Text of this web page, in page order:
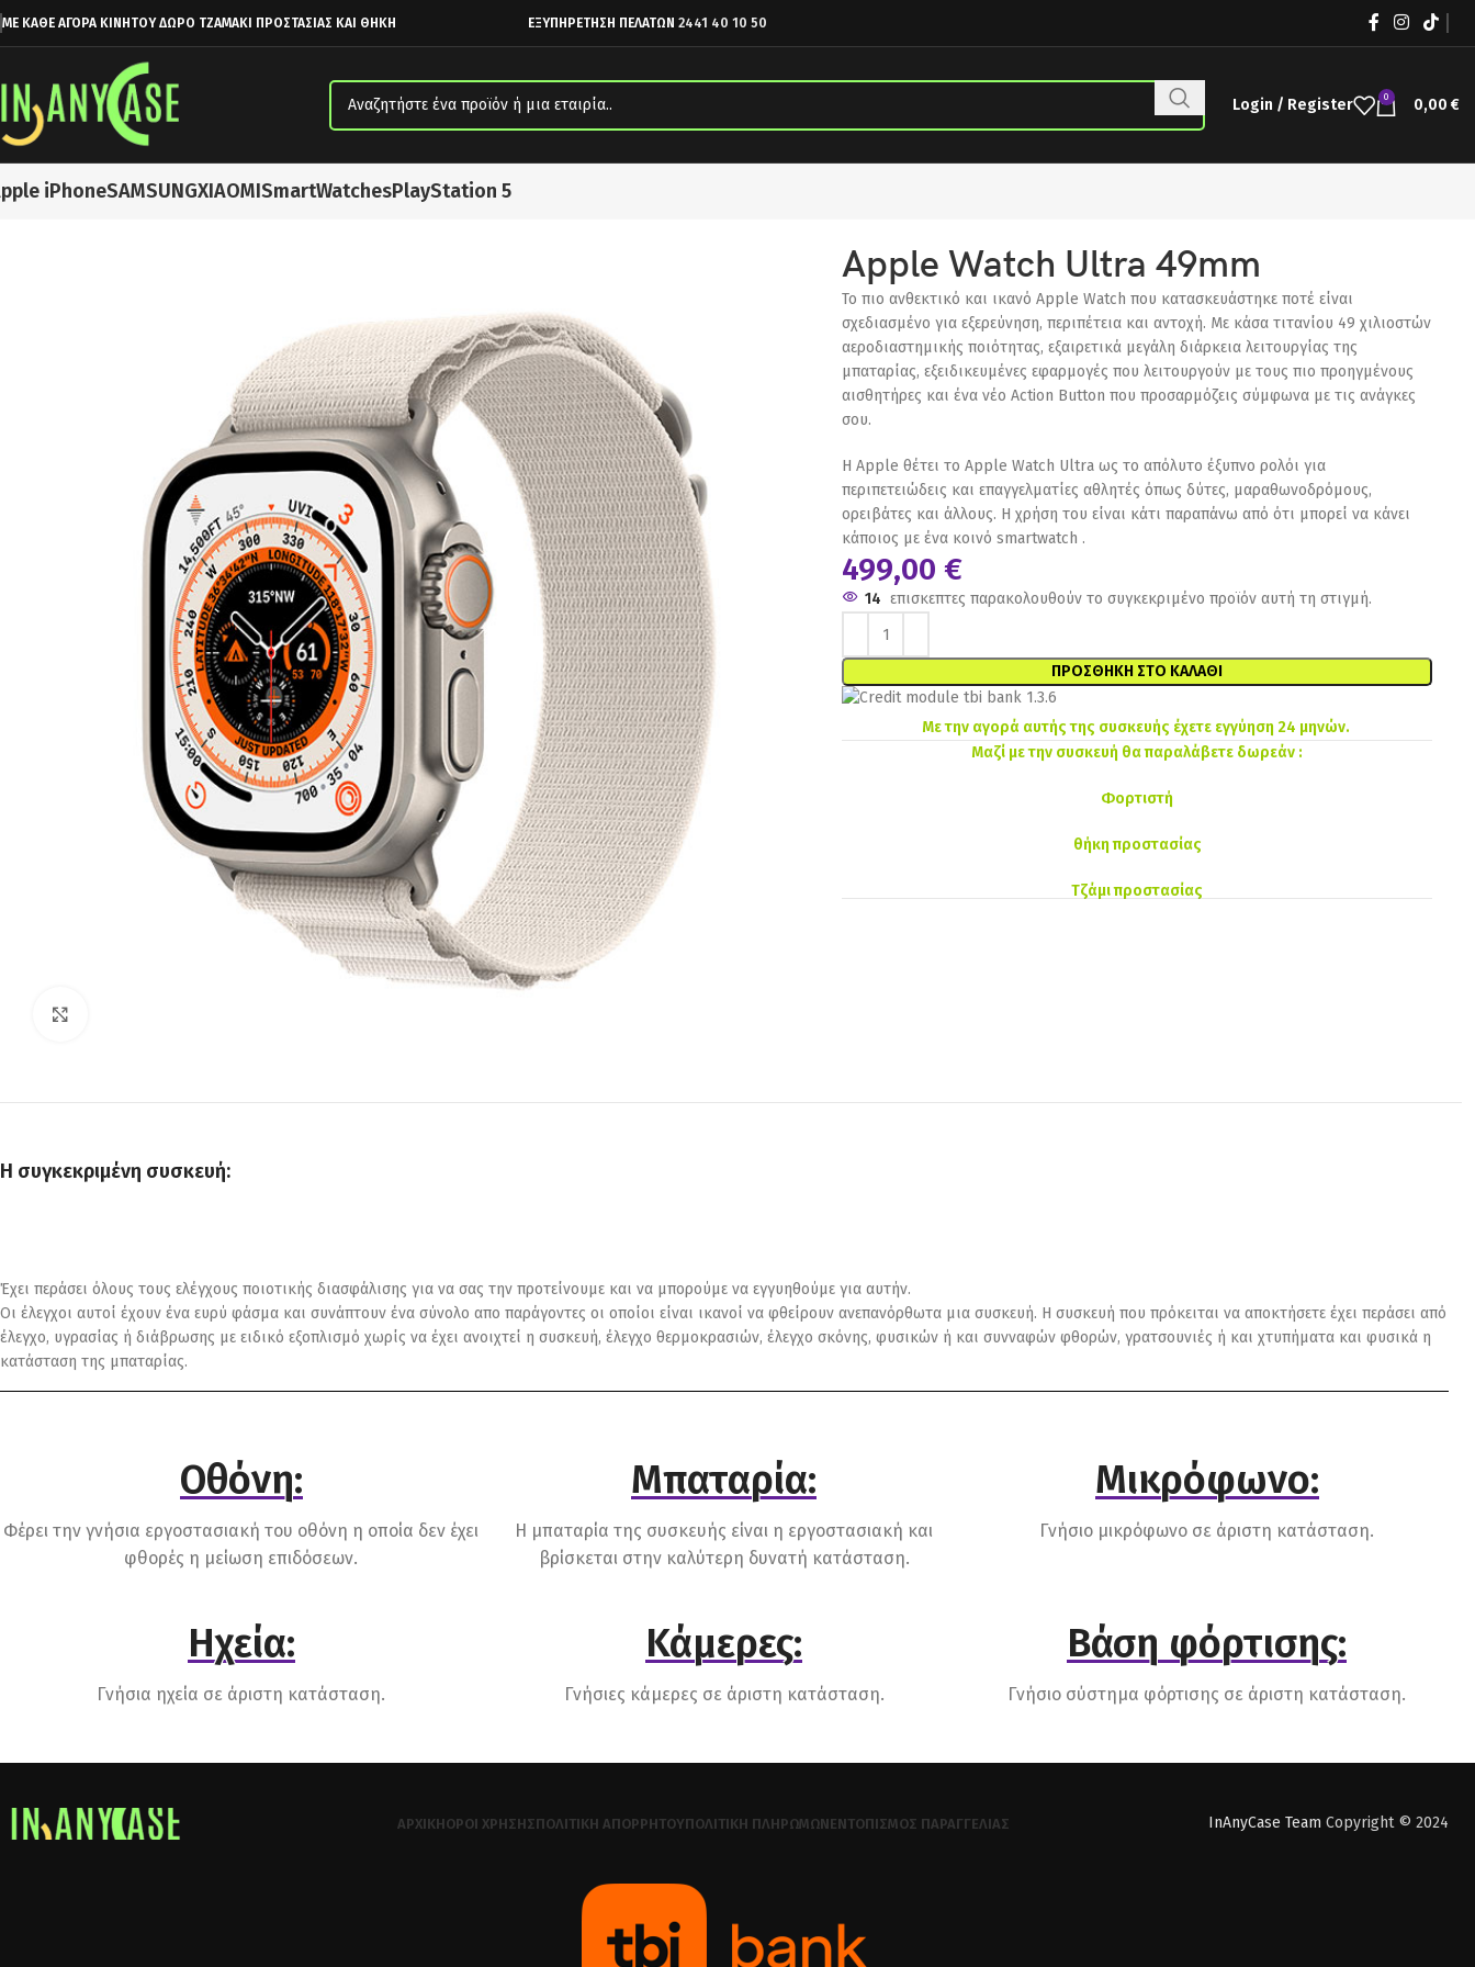
ΜΕ ΚΑΘΕ ΑΓΟΡΑ ΚΙΝΗΤΟΥ ΔΩΡΟ ΤΖΑΜΑΚΙ ΠΡΟΣΤΑΣΙΑΣ ΚΑΙ ΘΗΚΗ ΕΞΥΠΗΡΕΤΗΣΗ ΠΕΛΑΤΩΝ 2441 40 10 50
Login / Register 0 0,00 €
iPhoneSAMSUNGXIAOMISmartWatchesPlayStation 5
Αρχική σελίδα SmartWatches Apple Watch Ultra 49mm
Apple Watch Ultra 49mm
Το πιο ανθεκτικό και ικανό Apple Watch που κατασκευάστηκε ποτέ είναι
σχεδιασμένο για εξερεύνηση, περιπέτεια και αντοχή. Με κάσα τιτανίου 49 χιλιοστών
αεροδιαστημικής ποιότητας, εξαιρετικά μεγάλη διάρκεια λειτουργίας της
μπαταρίας, εξειδικευμένες εφαρμογές που λειτουργούν με τους πιο προηγμένους
αισθητήρες και ένα νέο Action Button που προσαρμόζεις σύμφωνα με τις ανάγκες
σου.
Η Apple θέτει το Apple Watch Ultra ως το απόλυτο έξυπνο ρολόι για
περιπετειώδεις και επαγγελματίες αθλητές όπως δύτες, μαραθωνοδρόμους,
ορειβάτες και άλλους. Η χρήση του είναι κάτι παραπάνω από ότι μπορεί να κάνει
κάποιος με ένα κοινό smartwatch .
499,00€
14 επισκεπτες παρακολουθούν το συγκεκριμένο προϊόν αυτή τη στιγμή.
ΠΡΟΣΘΉΚΗ ΣΤΟ ΚΑΛΆΘΙ
Με την αγορά αυτής της συσκευής έχετε εγγύηση 24 μηνών.
Μαζί με την συσκευή θα παραλάβετε δωρεάν :
Φορτιστή
θήκη προστασίας
Τζάμι προστασίας
Η συγκεκριμένη συσκευή:
Έχει περάσει όλους τους ελέγχους ποιοτικής διασφάλισης για να σας την προτείνουμε και να μπορούμε να εγγυηθούμε για αυτήν.
Οι έλεγχοι αυτοί έχουν ένα ευρύ φάσμα και συνάπτουν ένα σύνολο απο παράγοντες οι οποίοι είναι ικανοί να φθείρουν ανεπανόρθωτα μια συσκευή. Η συσκευή που πρόκειται να αποκτήσετε έχει περάσει από
έλεγχο, υγρασίας ή διάβρωσης με ειδικό εξοπλισμό χωρίς να έχει ανοιχτεί η συσκευή, έλεγχο θερμοκρασιών, έλεγχο σκόνης, φυσικών ή και συνναφών φθορών, γρατσουνιές ή και χτυπήματα και φυσικά η
κατάσταση της μπαταρίας.
Οθόνη:
Φέρει την γνήσια εργοστασιακή του οθόνη η οποία δεν έχει
φθορές η μείωση επιδόσεων.
Μπαταρία:
Η μπαταρία της συσκευής είναι η εργοστασιακή και
βρίσκεται στην καλύτερη δυνατή κατάσταση.
Μικρόφωνο:
Γνήσιο μικρόφωνο σε άριστη κατάσταση.
Ηχεία:
Γνήσια ηχεία σε άριστη κατάσταση.
Κάμερες:
Γνήσιες κάμερες σε άριστη κατάσταση.
Βάση φόρτισης:
Γνήσιο σύστημα φόρτισης σε άριστη κατάσταση.
ΑΡΧΙΚΉΌΡΟΙ ΧΡΉΣΗΣΠΟΛΙΤΙΚΉ ΑΠΟΡΡΉΤΟΥΠΟΛΙΤΙΚΉ ΠΛΗΡΩΜΏΝΕΝΤΟΠΙΣΜΌΣ ΠΑΡΑΓΓΕΛΊΑΣ InAnyCase Team Copyright © 2024